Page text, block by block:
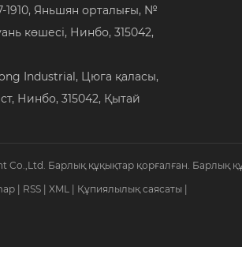
1910, Яньшян орталығы, №
көшесі, Нинбо, 315042,
Industrial, Цюга қаласы,
Нинбо, 315042, Қытай
Барлық құқықтар қорғалған. Барлық
RSS XML Құпиялылық саясаты